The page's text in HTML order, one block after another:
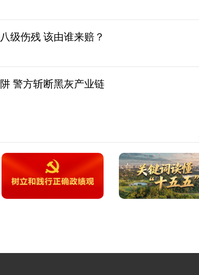
级伤残 该由谁来赔？
警方斩断黑灰产业链